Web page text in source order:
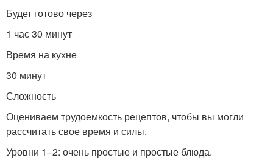
Будет готово через
1 час 30 минут
Время на кухне
30 минут
Сложность
Оцениваем трудоемкость рецептов, чтобы вы могли
рассчитать свое время и силы.
Уровни 1–2: очень простые и простые блюда.